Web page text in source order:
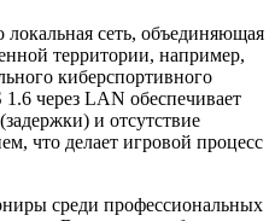
сеть, объединяющая
территории, например,
киберспортивного
через LAN обеспечивает
и отсутствие
что делает игровой процесс
среди профессиональных